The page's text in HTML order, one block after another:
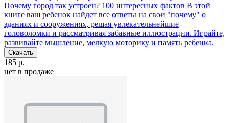
Почему город так устроен? 100 интересных фактов В этой
книге ваш ребенок найдет все ответы на свои "почему" о
зданиях и сооружениях, решая увлекательнейшие
головоломки и рассматривая забавные иллюстрации. Играйте,
развивайте мышление, мелкую моторику и память ребенка.
Скачать
185 р.
нет в продаже